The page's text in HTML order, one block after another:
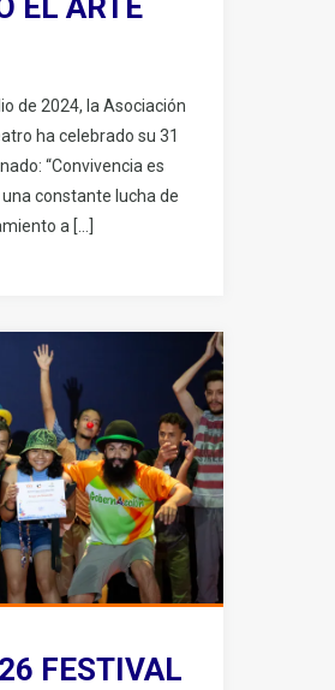
de 2024, la Asociación
ha celebrado su 31
“Convivencia es
constante lucha de
a […]
FESTIVAL